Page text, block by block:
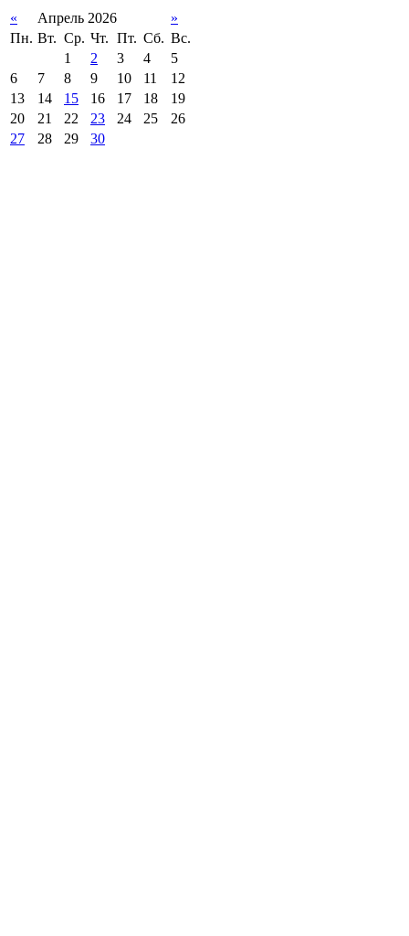
« Апрель 2026
»
Пн. Вт. Ср. Чт. Пт. Сб. Вс.
1
2 3 4
5
6
7 8 9 10 11
12
13
14 15 16 17 18
19
20
21 22 23 24 25
26
27
28 29 30